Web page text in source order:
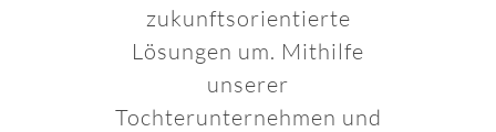
zukunftsorientierte
Lösungen um. Mithilfe
unserer
Tochterunternehmen und